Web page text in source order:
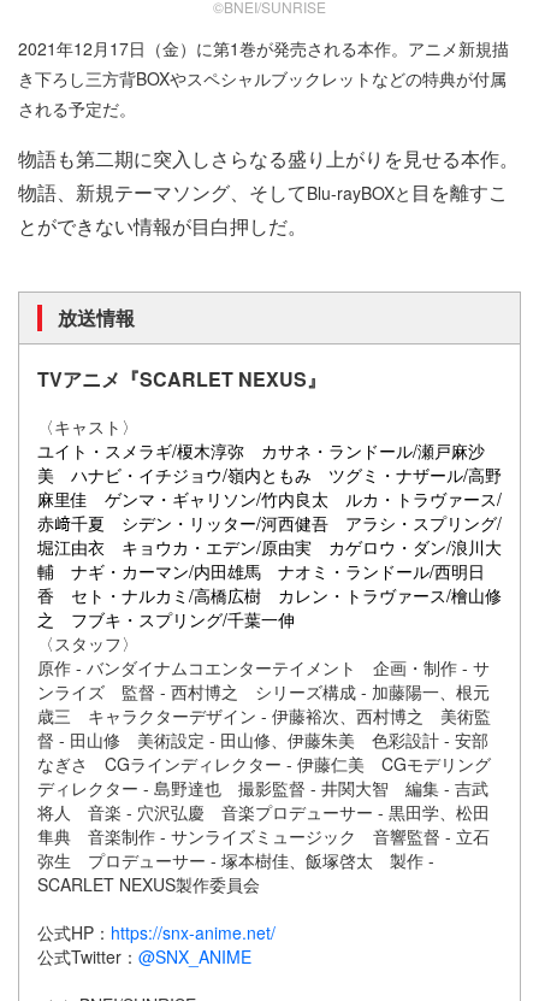
©BNEI/SUNRISE
2021年12月17日（金）に第1巻が発売される本作。アニメ新規描
き下ろし三方背BOXやスペシャルブックレットなどの特典が付属
される予定だ。
物語も第二期に突入しさらなる盛り上がりを見せる本作。
物語、新規テーマソング、そしてBlu-rayBOXと 目を離すこ
とができない情報が目白押しだ。
放送情報
TVアニメ『SCARLET NEXUS』
〈キャスト〉
ユイト・スメラギ/榎木淳弥
カサネ・ランドール/瀬戸麻沙
美 ハナビ・イチジョウ/嶺内ともみ
ツグミ・ナザール/高野
麻里佳
ゲンマ・ギャリソン/竹内良太
ルカ・トラヴァース/
赤﨑千夏
シデン・リッター/河西健吾
アラシ・スプリング/
堀江由衣 キョウカ・エデン/原由実
カゲロウ・ダン/浪川大
輔
ナギ・カーマン/内田雄馬
ナオミ・ランドール/西明日
香
セト・ナルカミ/高橋広樹
カレン・トラヴァース/檜山修
之
フブキ・スプリング/千葉一伸
〈スタッフ〉
原作 - バンダイナムコエンターテイメント 企画・制作 - サ
ンライズ 監督 - 西村博之 シリーズ構成 - 加藤陽一、根元
歳三 キャラクターデザイン - 伊藤裕次、西村博之 美術監
督 - 田山修 美術設定 - 田山修、伊藤朱美 色彩設計 - 安部
なぎさ CGラインディレクター - 伊藤仁美 CGモデリング
ディレクター - 島野達也 撮影監督 - 井関大智 編集 - 吉武
将人 音楽 - 穴沢弘慶 音楽プロデューサー - 黒田学、松田
隼典 音楽制作 - サンライズミュージック 音響監督 - 立石
弥生 プロデューサー - 塚本樹佳、飯塚啓太 製作 -
SCARLET NEXUS製作委員会
公式HP： https://snx-anime.net/
公式Twitter： @SNX_ANIME